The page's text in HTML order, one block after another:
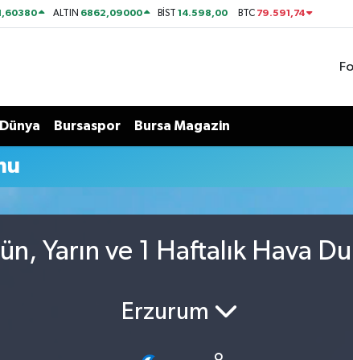
ALTIN 6862,09000 BİST14.598,00 BTC 79.591,74
Dünya Bursaspor Bursa Magazin
Yarın ve 1 Haftalık Hava
Erzurum